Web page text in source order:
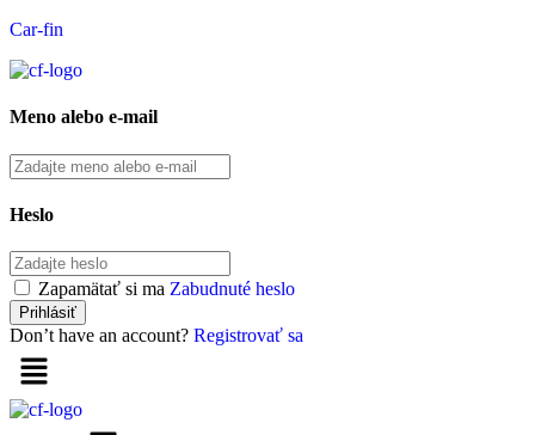
Car-fin
Meno alebo e-mail
Heslo
Zapamätať si ma Zabudnuté heslo
Don’t have an account? Registrovať sa